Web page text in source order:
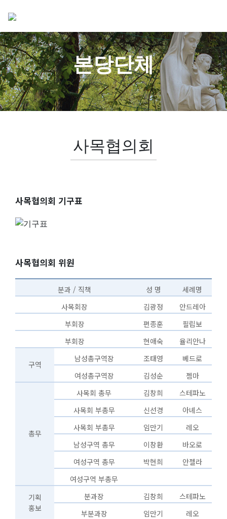
본당단체
사목협의회
사목협의회 기구표
사목협의회 위원
분과 / 직책 성 명
세례명
사목회장
김광정
안드레아
부회장
편종훈
필립보
부회장
현애숙 율리안나
구역
남성총구역장 조태영
베드로
여성총구역장
김성순 젬마
총무
사목회 총무 김창희
스테파노
사목회 부총무
신선경
아녜스
사목회 부총무
임만기
레오
남성구역 총무
이창환
바오로
여성구역 총무
박현희
안젤라
여성구역 부총무
기획
홍보
분과장 김창희
스테파노
부분과장
임만기 레오